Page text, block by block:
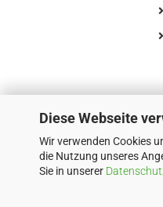
Diese Webseite
Wir verwenden Cookies
die Nutzung unseres
Sie in unserer